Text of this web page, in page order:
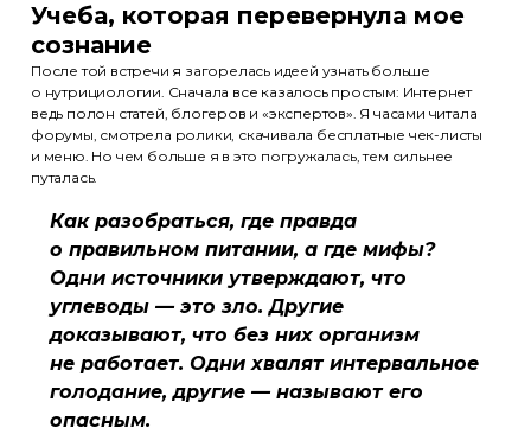
Учеба, которая перевернула мое
сознание
После той встречи я загорелась идеей узнать больше
о нутрициологии. Сначала все казалось простым: Интернет
ведь полон статей, блогеров и «экспертов». Я часами читала
форумы, смотрела ролики, скачивала бесплатные чек-листы
и меню. Но чем больше я в это погружалась, тем сильнее
путалась.
Как разобраться, где правда
о правильном питании, а где мифы?
Одни источники утверждают, что
углеводы — это зло. Другие
доказывают, что без них организм
не работает. Одни хвалят интервальное
голодание, другие — называют его
опасным.